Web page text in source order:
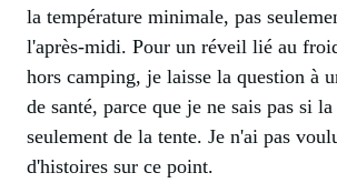
la température minimale, pas
l'après-midi. Pour un réveil lié au
hors camping, je laisse la question à
de santé, parce que je ne sais pas si
seulement de la tente. Je n'ai pas
d'histoires sur ce point.